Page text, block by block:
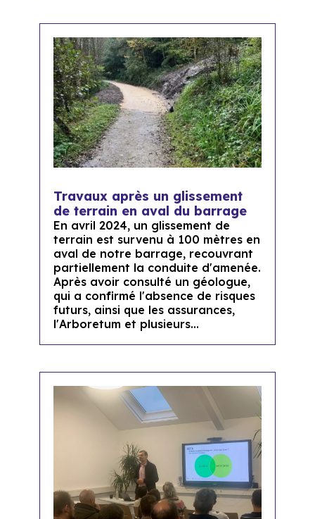
Travaux après un glissement
de terrain en aval du barrage
En avril 2024, un glissement de
terrain est survenu à 100 mètres en
aval de notre barrage, recouvrant
partiellement la conduite d'amenée.
Après avoir consulté un géologue,
qui a confirmé l'absence de risques
futurs, ainsi que les assurances,
l'Arboretum et plusieurs...